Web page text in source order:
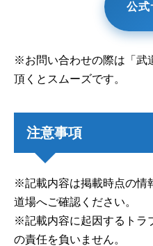
公式
※お問い合わせの際は「武
頂くとスムーズです。
注意事項
※記載内容は掲載時点の情
道場へご確認ください。
※記載内容に起因するトラ
の責任を負いません。